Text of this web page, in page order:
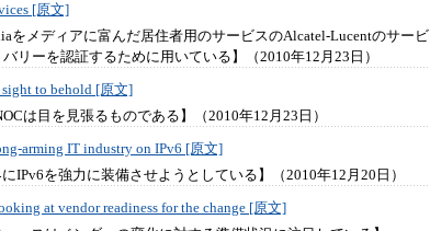
[原文]
をメディアに富んだ居住者用のサービスのAlcatel-Lucentのサービ
リーを認証するために用いている】（2010年12月23日）
sight to behold [原文]
は目を見張るものである】（2010年12月23日）
arming IT industry on IPv6 [原文]
にIPv6を強力に装備させようとしている】（2010年12月20日）
at vendor readiness for the change [原文]